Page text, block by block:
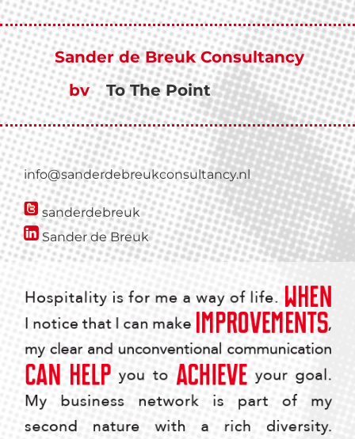
Door
naar
de
hoofd
inhoud
Sander de Breuk Consultancy
bv
To The Point
info@sanderdebreukconsultancy.nl
sanderdebreuk
Sander de Breuk